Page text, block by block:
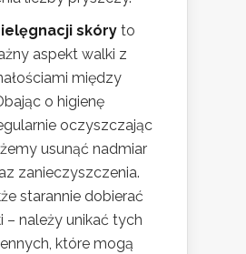
skóry to
aspekt walki z
między
o higienę
oczyszczając
usunąć nadmiar
zanieczyszczenia.
starannie dobierać
– należy unikać tych
które mogą